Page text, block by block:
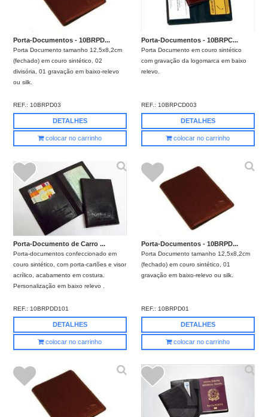
Porta-Documentos - 10BRPD...
Porta Documento tamanho 12,5x8,2cm
(fechado) em couro sintético, 02
divisória, 01 gravação em baixo-relevo
ou silk.
REF.: 10BRPD03
DETALHES
colocar no carrinho
Porta-Documentos - 10BRPC...
Porta Documento em couro sintético
com gravação da logomarca em baixo
relevo.
REF.: 10BRPCD003
DETALHES
colocar no carrinho
Porta-Documento de Carro ...
Porta-documentos confeccionado em
couro sintético, com porta-cartões e visor
acrílico, acabamento em costura.
Personalização em baixo relevo .
REF.: 10BRPDD101
DETALHES
colocar no carrinho
Porta-Documentos - 10BRPD...
Porta Documento tamanho 12,5x8,2cm
(fechado) em couro sintético, 01
gravação em baixo-relevo ou silk.
REF.: 10BRPD01
DETALHES
colocar no carrinho